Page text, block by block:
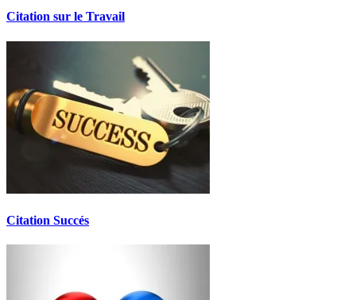
Citation sur le Travail
Citation Succés